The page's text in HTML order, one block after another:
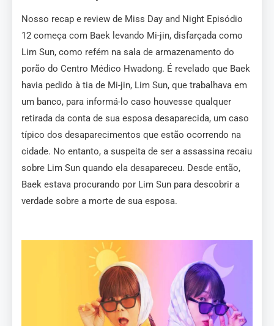
Nosso recap e review de Miss Day and Night Episódio
12 começa com Baek levando Mi-jin, disfarçada como
Lim Sun, como refém na sala de armazenamento do
porão do Centro Médico Hwadong. É revelado que Baek
havia pedido à tia de Mi-jin, Lim Sun, que trabalhava em
um banco, para informá-lo caso houvesse qualquer
retirada da conta de sua esposa desaparecida, um caso
típico dos desaparecimentos que estão ocorrendo na
cidade. No entanto, a suspeita de ser a assassina recaiu
sobre Lim Sun quando ela desapareceu. Desde então,
Baek estava procurando por Lim Sun para descobrir a
verdade sobre a morte de sua esposa.